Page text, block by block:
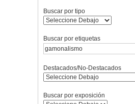
Buscar por tipo
Buscar por etiquetas
Destacados/No-Destacados
Buscar por exposición